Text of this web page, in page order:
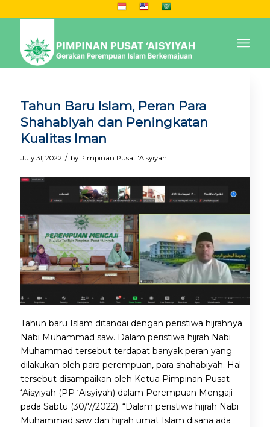
Tahun Baru Islam, Peran Para
Shahabiyah dan Peningkatan
Kualitas Iman
July 31, 2022 / by Pimpinan Pusat 'Aisyiyah
Tahun baru Islam ditandai dengan peristiwa hijrahnya
Nabi Muhammad saw. Dalam peristiwa hijrah Nabi
Muhammad tersebut terdapat banyak peran yang
dilakukan oleh para perempuan, para shahabiyah. Hal
tersebut disampaikan oleh Ketua Pimpinan Pusat
‘Aisyiyah (PP ‘Aisyiyah) dalam Perempuan Mengaji
pada Sabtu (30/7/2022). “Dalam peristiwa hijrah Nabi
Muhammad saw dan hijrah umat Islam disana ada